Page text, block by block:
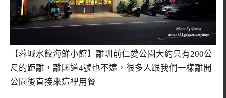
【蓉城水餃海鮮小館】離圳前仁愛公園大約只有200公
尺的距離，離國道4號也不遠，很多人跟我們一樣離開
公園後直接來這裡用餐